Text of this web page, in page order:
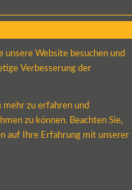
unsere Website besuchen und
Verbesserung der
mehr zu erfahren und
zu können. Beachten Sie,
auf Ihre Erfahrung mit unserer